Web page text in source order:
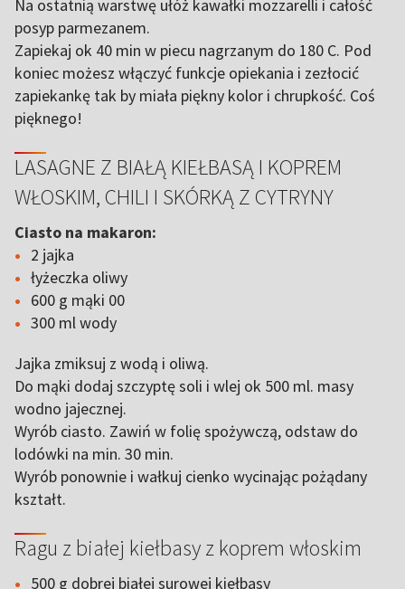
Na ostatnią warstwę ułóż kawałki mozzarelli i całość
posyp parmezanem.
Zapiekaj ok 40 min w piecu nagrzanym do 180 C. Pod
koniec możesz włączyć funkcje opiekania i zezłocić
zapiekankę tak by miała piękny kolor i chrupkość. Coś
pięknego!
LASAGNE Z BIAŁĄ KIEŁBASĄ I KOPREM
WŁOSKIM, CHILI I SKÓRKĄ Z CYTRYNY
Ciasto na makaron:
2 jajka
łyżeczka oliwy
600 g mąki 00
300 ml wody
Jajka zmiksuj z wodą i oliwą.
Do mąki dodaj szczyptę soli i wlej ok 500 ml. masy
wodno jajecznej.
Wyrób ciasto. Zawiń w folię spożywczą, odstaw do
lodówki na min. 30 min.
Wyrób ponownie i wałkuj cienko wycinając pożądany
kształt.
Ragu z białej kiełbasy z koprem włoskim
500 g dobrej białej surowej kiełbasy